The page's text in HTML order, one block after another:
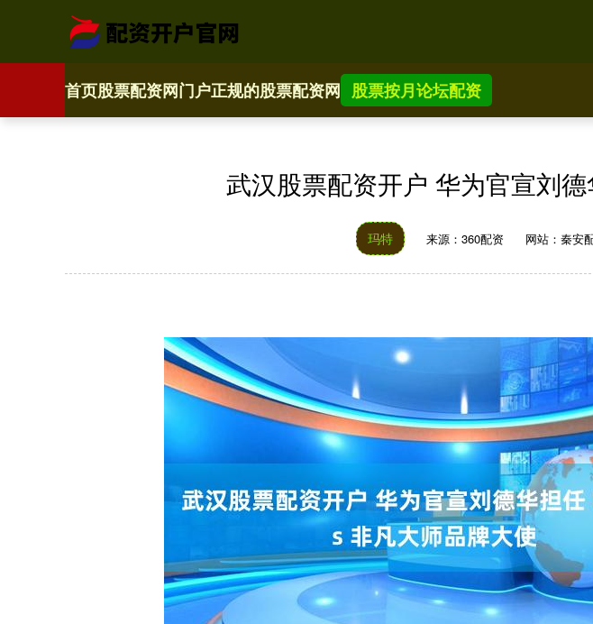
首页股票配资网门户正规的股票配资网 股票按月论坛配资
武汉股票配资开户 华为官宣刘
玛特 来源：360配资 网站：秦安